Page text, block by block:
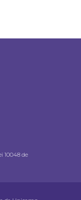
10048 de